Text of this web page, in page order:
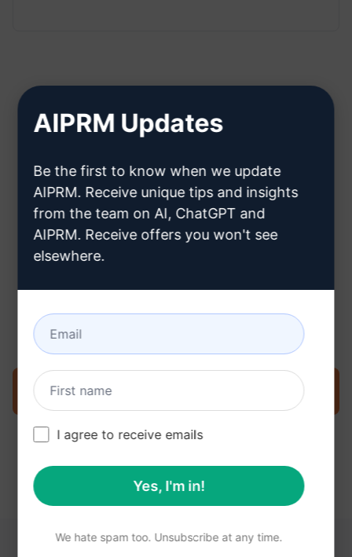
2단계: Claude 계정 만들기
클라우데 계정을 만드는 방법을 알
아보려면 여기를 클릭하세요.
3단계: Claude에서 프롬프트 사용
지금 Claude에서 프롬프트를 사용해 보세요.
AIPRM Updates
Be the first to know when we update
AIPRM. Receive unique tips and insights
from the team on AI, ChatGPT and
AIPRM. Receive offers you won't see
elsewhere.
I agree to receive emails
Yes, I'm in!
We hate spam too. Unsubscribe at any time.